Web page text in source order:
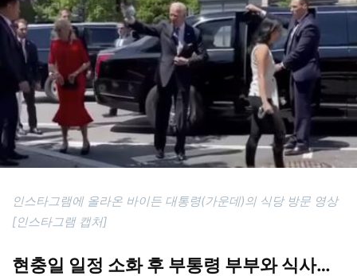
인스타그램에 올라온 바이든 대통령(가운데)의 식당 방문 영상
[인스타그램 캡처]
현충일 일정 소화 후 부통령 부부와 식사…